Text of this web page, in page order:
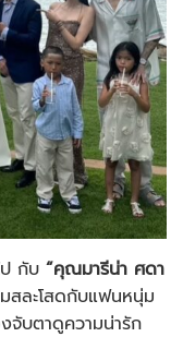
กับ “คุณมารีน่า ศดา
สละโสดกับแฟนหนุ่ม
จับตาดูความน่ารัก